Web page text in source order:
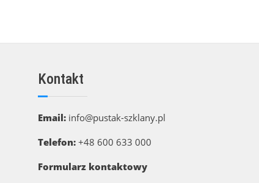
Kontakt
Email: info@pustak-szklany.pl
Telefon: +48 600 633 000
Formularz kontaktowy